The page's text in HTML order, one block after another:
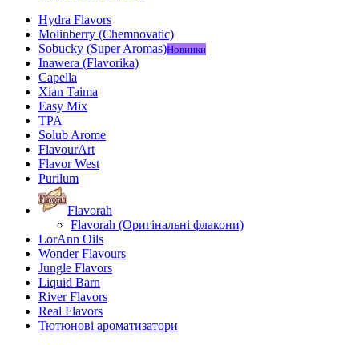
Hydra Flavors
Molinberry (Chemnovatic)
Sobucky (Super Aromas)Новинки
Inawera (Flavorika)
Capella
Xian Taima
Easy Mix
TPA
Solub Arome
FlavourArt
Flavor West
Purilum
Flavorah
Flavorah (Оригінальні флакони)
LorAnn Oils
Wonder Flavours
Jungle Flavors
Liquid Barn
River Flavors
Real Flavors
Тютюнові ароматизатори